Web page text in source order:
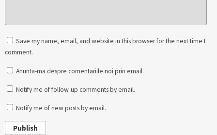
Save my name, email, and website in this browser for the next time I
comment.
Anunta-ma despre comentariile noi prin email.
Notify me of follow-up comments by email.
Notify me of new posts by email.
Publish